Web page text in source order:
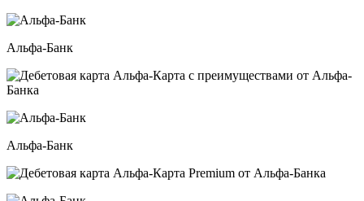
Альфа-Банк
Альфа-Банк